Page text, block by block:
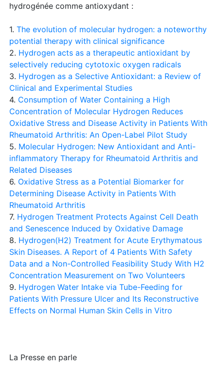
hydrogénée comme antioxydant :
1. The evolution of molecular hydrogen: a noteworthy
potential therapy with clinical significance
2. Hydrogen acts as a therapeutic antioxidant by
selectively reducing cytotoxic oxygen radicals
3. Hydrogen as a Selective Antioxidant: a Review of
Clinical and Experimental Studies
4. Consumption of Water Containing a High
Concentration of Molecular Hydrogen Reduces
Oxidative Stress and Disease Activity in Patients With
Rheumatoid Arthritis: An Open-Label Pilot Study
5. Molecular Hydrogen: New Antioxidant and Anti-
inflammatory Therapy for Rheumatoid Arthritis and
Related Diseases
6. Oxidative Stress as a Potential Biomarker for
Determining Disease Activity in Patients With
Rheumatoid Arthritis
7. Hydrogen Treatment Protects Against Cell Death
and Senescence Induced by Oxidative Damage
8. Hydrogen(H2) Treatment for Acute Erythymatous
Skin Diseases. A Report of 4 Patients With Safety
Data and a Non-Controlled Feasibility Study With H2
Concentration Measurement on Two Volunteers
9. Hydrogen Water Intake via Tube-Feeding for
Patients With Pressure Ulcer and Its Reconstructive
Effects on Normal Human Skin Cells in Vitro
La Presse en parle